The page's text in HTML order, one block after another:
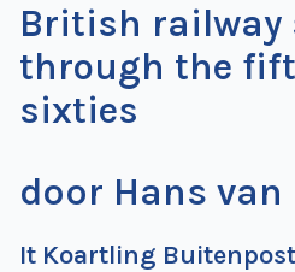
British railway
through the
sixties
door Hans van
It Koartling Buitenpost